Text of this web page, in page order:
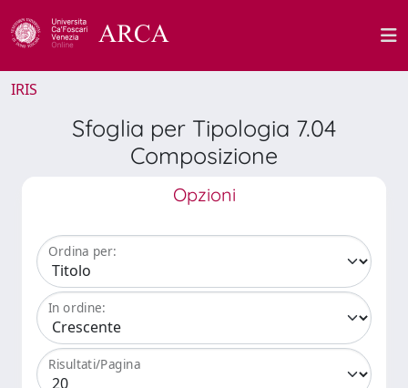
IRIS
Sfoglia per Tipologia 7.04
Composizione
Opzioni
Ordina per:
In ordine:
Risultati/Pagina